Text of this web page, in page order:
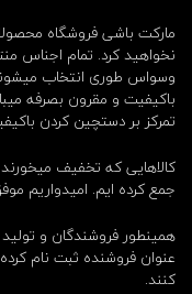
مارکت باشی فروشگاه
نخواهید کرد. تمام اجناس
وسواس طوری انتخاب
باکیفیت و مقرون بصرفه
تمرکز بر دستچین کردن
کالاهایی که تخفیف
جمع کرده ایم. امیدواریم
همینطور فروشندگان و
عنوان فروشنده ثبت نام
کنند.